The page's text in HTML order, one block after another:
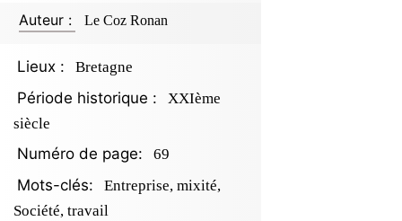
Auteur : Le Coz Ronan
Lieux : Bretagne
Période historique :
XXIème
siècle
Numéro de page: 69
Mots-clés:
Entreprise, mixité,
Société, travail